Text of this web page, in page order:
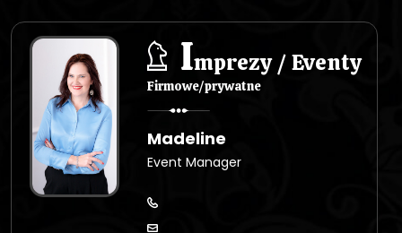
u
Imprezy / Eventy
Firmowe/prywatne
Madeline
Event Manager